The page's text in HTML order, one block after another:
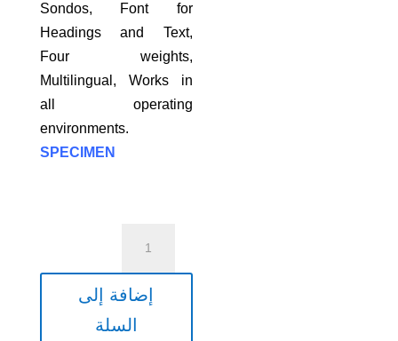
Sondos, Font for
Headings and Text,
Four weights,
Multilingual, Works in
all operating
environments.
SPECIMEN
إضافة إلى
السلة